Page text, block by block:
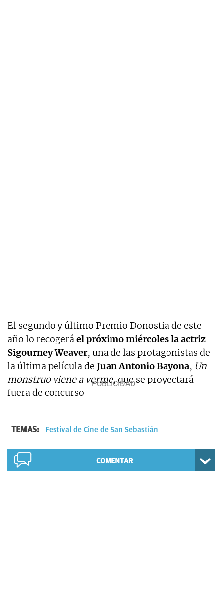
El segundo y último Premio Donostia de este
año lo recogeráel próximo miércoles la actriz
Sigourney Weaver, una de las protagonistas de
la última película de Juan Antonio Bayona, Un
monstruo viene a verme, que se proyectará
fuera de concurso
TEMAS: Festival de Cine de San Sebastián
COMENTAR